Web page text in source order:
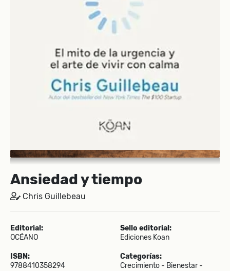
Ansiedad y tiempo
Chris Guillebeau
Editorial:
OCÉANO
Sello editorial:
Ediciones Koan
ISBN:
9788410358294
Categorías:
Crecimiento - Bienestar -